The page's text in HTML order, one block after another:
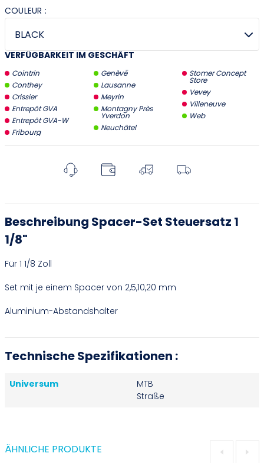
COULEUR :
VERFÜGBARKEIT IM GESCHÄFT
Cointrin
Conthey
Crissier
Entrepôt GVA
Entrepôt GVA-W
Fribourg
Genève
Lausanne
Meyrin
Montagny Près
Yverdon
Neuchâtel
Stomer Concept
Store
Vevey
Villeneuve
Web
Beschreibung Spacer-Set Steuersatz 1
1/8"
Für 1 1/8 Zoll
Set mit je einem Spacer von 2,5,10,20 mm
Aluminium-Abstandshalter
Technische Spezifikationen :
Universum
MTB
Straße
ÄHNLICHE PRODUKTE